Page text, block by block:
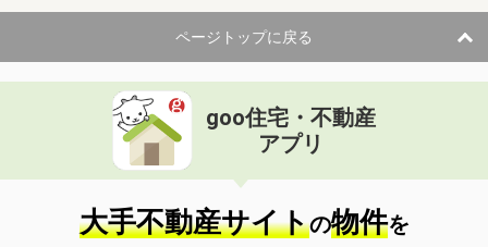
ページトップに戻る
goo住宅・不動産
アプリ
大手不動産サイトの物件を